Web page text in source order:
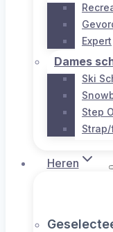
Expert
Dames
Ski
Step
Heren